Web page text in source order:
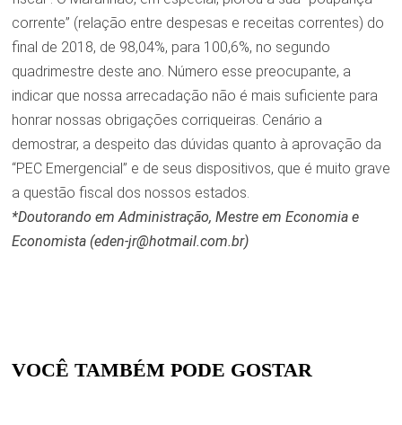
corrente” (relação entre despesas e receitas correntes) do
final de 2018, de 98,04%, para 100,6%, no segundo
quadrimestre deste ano. Número esse preocupante, a
indicar que nossa arrecadação não é mais suficiente para
honrar nossas obrigações corriqueiras. Cenário a
demostrar, a despeito das dúvidas quanto à aprovação da
“PEC Emergencial” e de seus dispositivos, que é muito grave
a questão fiscal dos nossos estados.
*Doutorando em Administração, Mestre em Economia e
Economista (eden-jr@hotmail.com.br)
VOCÊ TAMBÉM PODE GOSTAR